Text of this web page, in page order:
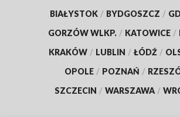
BIAŁYSTOK / BYDGOSZCZ /
GORZÓW WLKP. / KATOWICE /
KRAKÓW / LUBLIN / ŁÓDŹ /
OPOLE / POZNAŃ /
SZCZECIN / WARSZAWA /